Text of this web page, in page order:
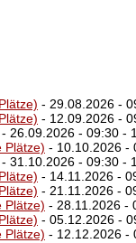
- 29.08.2026 -
- 12.09.2026 -
- 26.09.2026 - 09:30 -
Plätze) - 10.10.2026 -
- 31.10.2026 - 09:30 -
- 14.11.2026 -
- 21.11.2026 -
Plätze) - 28.11.2026 -
- 05.12.2026 -
Plätze) - 12.12.2026 -